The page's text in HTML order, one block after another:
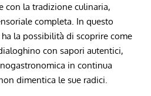
con la tradizione culinaria,
completa. In questo
la possibilità di scoprire come
con sapori ‍autentici,
in continua
dimentica le​ sue radici.